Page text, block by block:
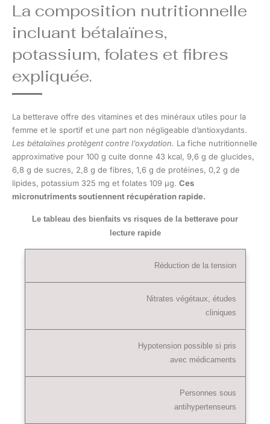
La composition nutritionnelle
incluant bétalaïnes,
potassium, folates et fibres
expliquée.
La betterave offre des vitamines et des minéraux utiles pour la
femme et le sportif et une part non négligeable d’antioxydants.
Les bétalaïnes protègent contre l’oxydation. La fiche nutritionnelle
approximative pour 100 g cuite donne 43 kcal, 9,6 g de glucides,
6,8 g de sucres, 2,8 g de fibres, 1,6 g de protéines, 0,2 g de
lipides, potassium 325 mg et folates 109 µg. Ces
micronutriments soutiennent récupération rapide.
Le tableau des bienfaits vs risques de la betterave pour
lecture rapide
Réduction de la tension
Nitrates végétaux, études
cliniques
Hypotension possible si pris
avec médicaments
Personnes sous
antihypertenseurs